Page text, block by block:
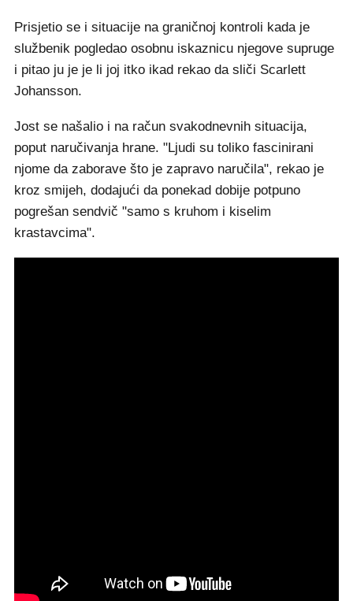
Prisjetio se i situacije na graničnoj kontroli kada je
službenik pogledao osobnu iskaznicu njegove supruge
i pitao ju je je li joj itko ikad rekao da sliči Scarlett
Johansson.
Jost se našalio i na račun svakodnevnih situacija,
poput naručivanja hrane. "Ljudi su toliko fascinirani
njome da zaborave što je zapravo naručila", rekao je
kroz smijeh, dodajući da ponekad dobije potpuno
pogrešan sendvič "samo s kruhom i kiselim
krastavcima".